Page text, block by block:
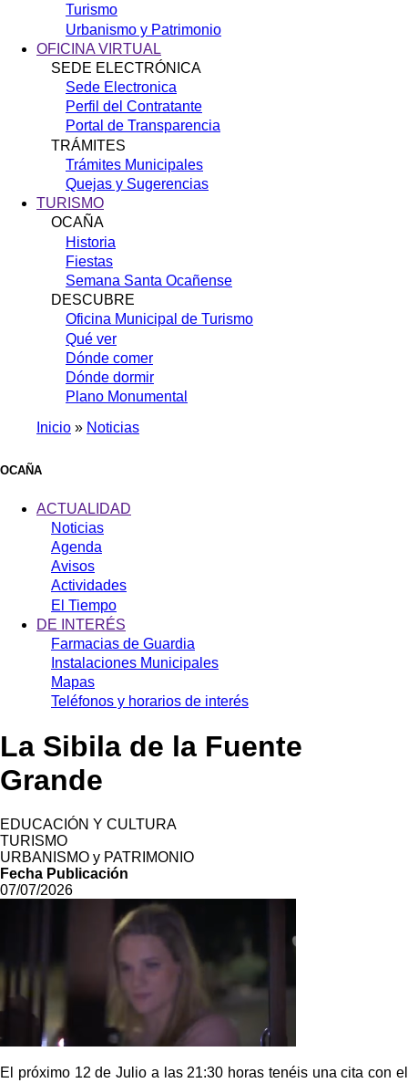
Turismo
Urbanismo y Patrimonio
OFICINA VIRTUAL
SEDE ELECTRÓNICA
Sede Electronica
Perfil del Contratante
Portal de Transparencia
TRÁMITES
Trámites Municipales
Quejas y Sugerencias
TURISMO
OCAÑA
Historia
Fiestas
Semana Santa Ocañense
DESCUBRE
Oficina Municipal de Turismo
Qué ver
Dónde comer
Dónde dormir
Plano Monumental
enlaces
de
ayuda
navegación
Inicio Noticias
OCAÑA
ACTUALIDAD
Noticias
Agenda
Avisos
Actividades
El Tiempo
DE INTERÉS
Farmacias de Guardia
Instalaciones Municipales
Mapas
Teléfonos y horarios de interés
La Sibila de la Fuente
Grande
EDUCACIÓN Y CULTURA
TURISMO
URBANISMO y PATRIMONIO
Fecha Publicación
07/07/2026
El próximo 12 de Julio a las 21:30 horas tenéis una cita con el